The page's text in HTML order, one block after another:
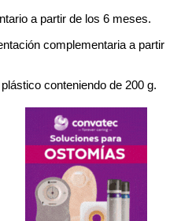
a partir de los 6 meses.
complementaria a partir
conteniendo de 200 g.